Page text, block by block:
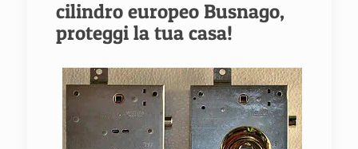
cilindro europeo Busnago,
proteggi la tua casa!